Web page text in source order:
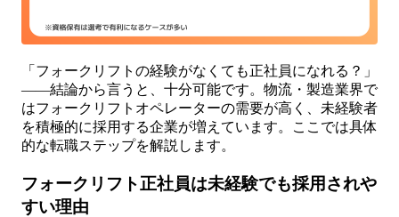
「フォークリフトの経験がなくても正社員になれる？」
――結論から言うと、十分可能です。物流・製造業界で
はフォークリフトオペレーターの需要が高く、未経験者
を積極的に採用する企業が増えています。ここでは具体
的な転職ステップを解説します。
フォークリフト正社員は未経験でも採用されや
すい理由